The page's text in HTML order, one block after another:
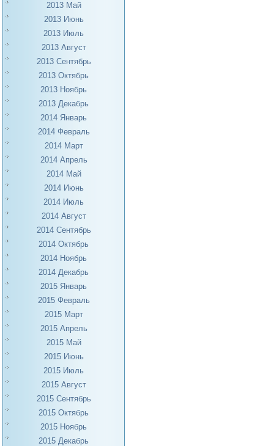
2013 Май
2013 Июнь
2013 Июль
2013 Август
2013 Сентябрь
2013 Октябрь
2013 Ноябрь
2013 Декабрь
2014 Январь
2014 Февраль
2014 Март
2014 Апрель
2014 Май
2014 Июнь
2014 Июль
2014 Август
2014 Сентябрь
2014 Октябрь
2014 Ноябрь
2014 Декабрь
2015 Январь
2015 Февраль
2015 Март
2015 Апрель
2015 Май
2015 Июнь
2015 Июль
2015 Август
2015 Сентябрь
2015 Октябрь
2015 Ноябрь
2015 Декабрь